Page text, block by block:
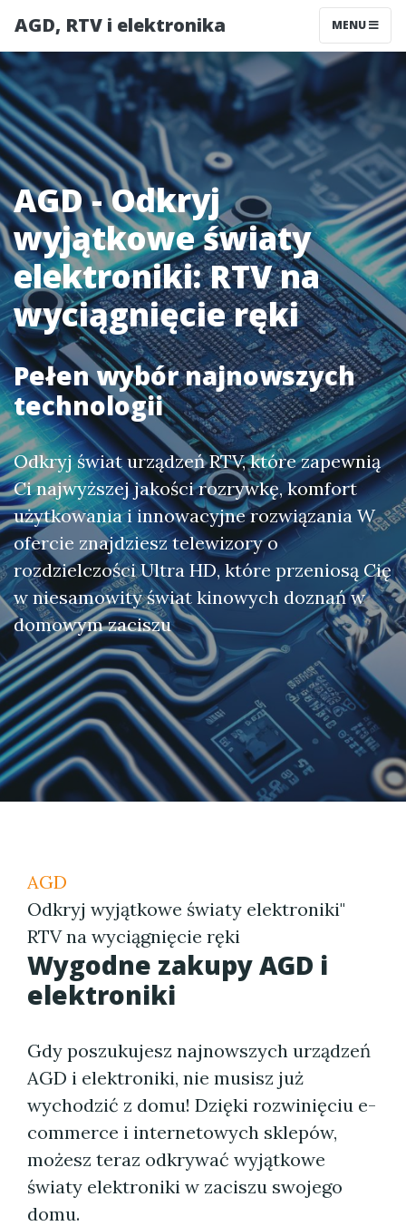
AGD, RTV i elektronika MENU
AGD - Odkryj
wyjątkowe światy
elektroniki: RTV na
wyciągnięcie ręki
Pełen wybór najnowszych
technologii
Odkryj świat urządzeń RTV, które zapewnią
Ci najwyższej jakości rozrywkę, komfort
użytkowania i innowacyjne rozwiązania W
ofercie znajdziesz telewizory o
rozdzielczości Ultra HD, które przeniosą Cię
w niesamowity świat kinowych doznań w
domowym zaciszu
AGD
Odkryj wyjątkowe światy elektroniki"
RTV na wyciągnięcie ręki
Wygodne zakupy AGD i
elektroniki
Gdy poszukujesz najnowszych urządzeń
AGD i elektroniki, nie musisz już
wychodzić z domu! Dzięki rozwinięciu e-
commerce i internetowych sklepów,
możesz teraz odkrywać wyjątkowe
światy elektroniki w zaciszu swojego
domu.